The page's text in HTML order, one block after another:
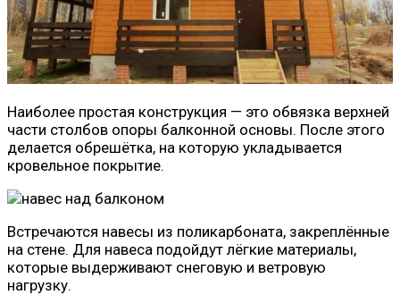
Наиболее простая конструкция — это обвязка верхней
части столбов опоры балконной основы. После этого
делается обрешётка, на которую укладывается
кровельное покрытие.
Встречаются навесы из поликарбоната, закреплённые
на стене. Для навеса подойдут лёгкие материалы,
которые выдерживают снеговую и ветровую
нагрузку.